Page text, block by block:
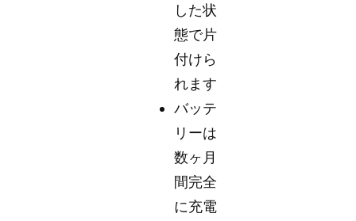
した状
態で片
付けら
れます
バッテ
リーは
数ヶ月
間完全
に充電